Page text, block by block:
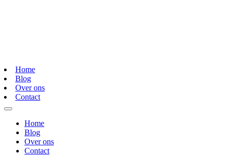
Home
Blog
Over ons
Contact
Home
Blog
Over ons
Contact